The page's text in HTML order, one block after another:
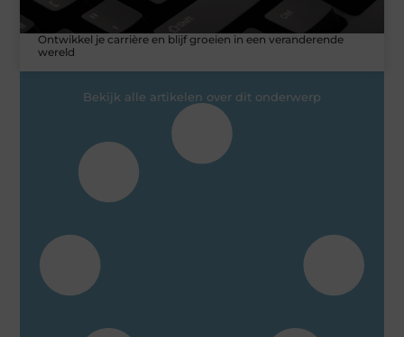
Ontwikkel je carrière en blijf groeien in een veranderende
wereld
Bekijk alle artikelen over dit onderwerp